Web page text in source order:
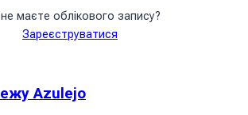
Azulejo
маєте облікового запису?
Зареєструватися